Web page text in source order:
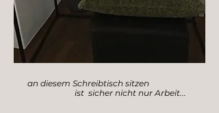
an diesem Schreibtisch sitzen
ist sicher nicht nur Arbeit...